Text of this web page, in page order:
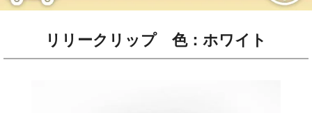
リリークリップ 色：ホワイト